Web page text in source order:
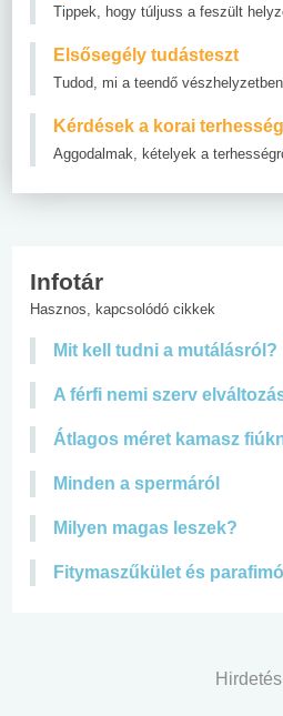
Tippek, hogy túljuss a feszült
Elsősegély tudásteszt
Tudod, mi a teendő
Kérdések a korai
Aggodalmak, kételyek a
Infotár
Hasznos, kapcsolódó cikkek
Mit kell tudni a mutálásról?
A férfi nemi szerv
Átlagos méret kamasz
Minden a spermáról
Milyen magas leszek?
Fitymaszűkület és
Hirdetés